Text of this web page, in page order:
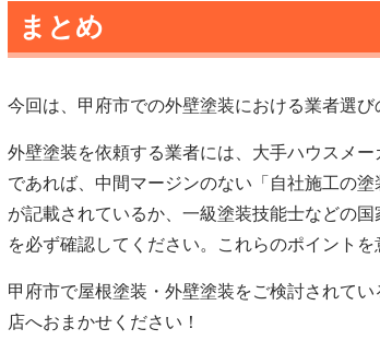
まとめ
今回は、甲府市での外壁塗装における業者選
外壁塗装を依頼する業者には、大手ハウスメ
であれば、中間マージンのない「自社施工の
が記載されているか、一級塗装技能士などの
を必ず確認してください。これらのポイント
甲府市で屋根塗装・外壁塗装をご検討されて
店へおまかせください！